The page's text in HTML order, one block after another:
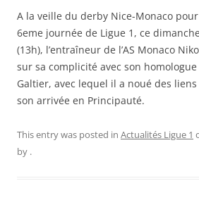
A la veille du derby Nice-Monaco
6eme journée de Ligue 1, ce
(13h), l’entraîneur de l’AS Monaco
sur sa complicité avec son
Galtier, avec lequel il a noué des
son arrivée en Principauté.
This entry was posted in Actualités Ligue 1
by .